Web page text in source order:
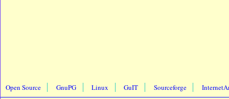
Open Source GnuPG Linux GuIT Sourceforge